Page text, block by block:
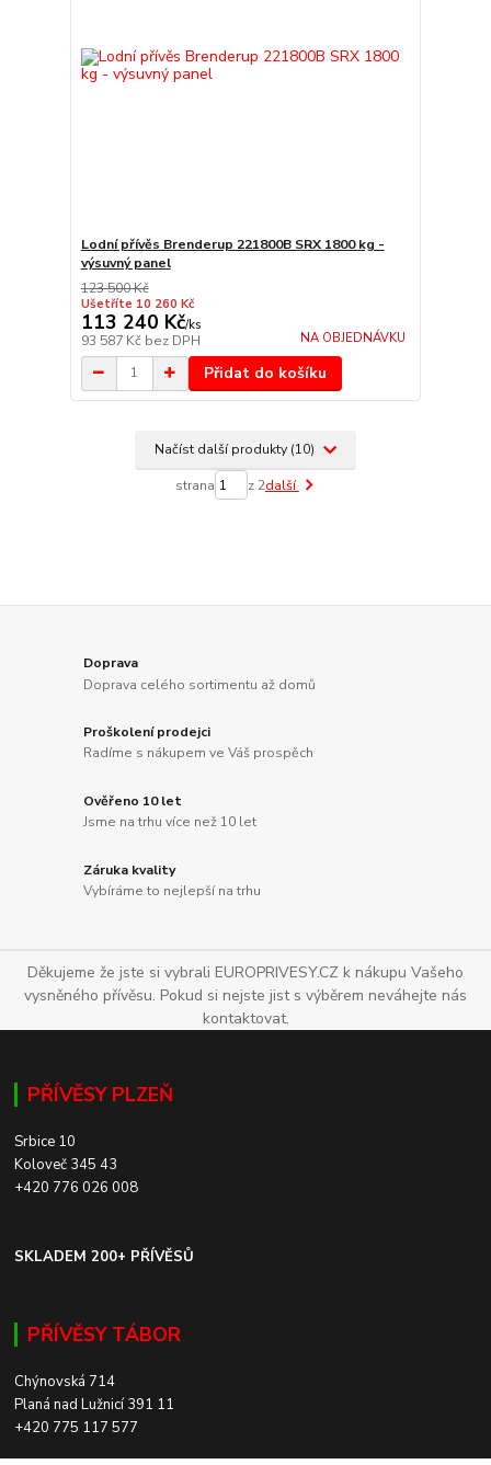
Lodní přívěs Brenderup 221800B SRX 1800 kg -
výsuvný panel
123 500 Kč
Ušetříte 10 260 Kč
113 240 Kč/ks
93 587 Kč bez DPH NA OBJEDNÁVKU
Přidat do košíku
Načíst další produkty (10)
strana z 2další
Doprava
Doprava celého sortimentu až domů
Proškolení prodejci
Radíme s nákupem ve Váš prospěch
Ověřeno 10 let
Jsme na trhu více než 10 let
Záruka kvality
Vybíráme to nejlepší na trhu
Děkujeme že jste si vybrali EUROPRIVESY.CZ k nákupu Vašeho
vysněného přívěsu. Pokud si nejste jist s výběrem neváhejte nás
kontaktovat.
PŘÍVĚSY PLZEŇ
Srbice 10
Koloveč 345 43
+420 776 026 008
SKLADEM 200+ PŘÍVĚSŮ
PŘÍVĚSY TÁBOR
Chýnovská 714
Planá nad Lužnicí 391 11
+420 775 117 577